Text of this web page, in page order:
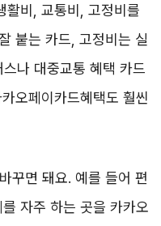
활비, 교통비, 고정비를
붙는 카드, 고정비는 실
나 대중교통 혜택 카드
오페이카드혜택도 훨씬
꾸면 돼요. 예를 들어 편
자주 하는 곳을 카카오